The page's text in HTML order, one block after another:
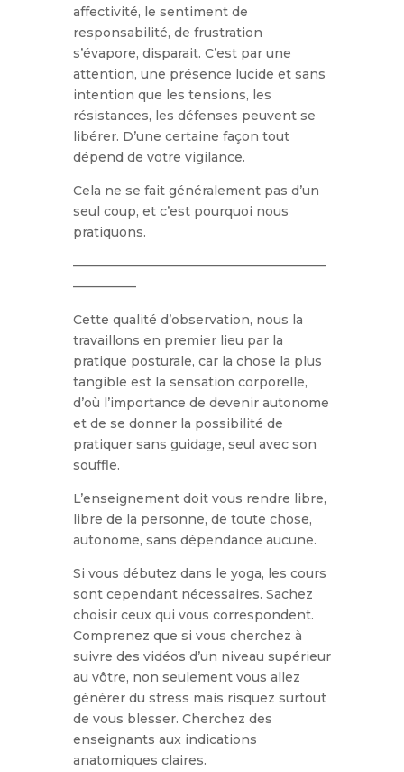
affectivité, le sentiment de
responsabilité, de frustration
s’évapore, disparait. C’est par une
attention, une présence lucide et sans
intention que les tensions, les
résistances, les défenses peuvent se
libérer. D’une certaine façon tout
dépend de votre vigilance.
Cela ne se fait généralement pas d’un
seul coup, et c’est pourquoi nous
pratiquons.
————————————————————
—————
Cette qualité d’observation, nous la
travaillons en premier lieu par la
pratique posturale, car la chose la plus
tangible est la sensation corporelle,
d’où l’importance de devenir autonome
et de se donner la possibilité de
pratiquer sans guidage, seul avec son
souffle.
L’enseignement doit vous rendre libre,
libre de la personne, de toute chose,
autonome, sans dépendance aucune.
Si vous débutez dans le yoga, les cours
sont cependant nécessaires. Sachez
choisir ceux qui vous correspondent.
Comprenez que si vous cherchez à
suivre des vidéos d’un niveau supérieur
au vôtre, non seulement vous allez
générer du stress mais risquez surtout
de vous blesser. Cherchez des
enseignants aux indications
anatomiques claires.